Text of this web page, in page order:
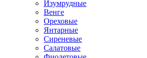
Изумрудные
Венге
Ореховые
Янтарные
Сиреневые
Салатовые